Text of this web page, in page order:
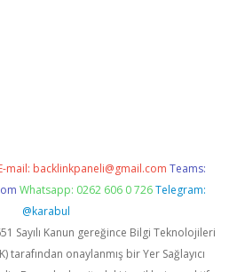
mail: backlinkpaneli@gmail.com Teams:
Whatsapp: 0262 606 0 726 Telegram:
@karabul
Sayılı Kanun gereğince Bilgi Teknolojileri
tarafından onaylanmış bir Yer Sağlayıcı